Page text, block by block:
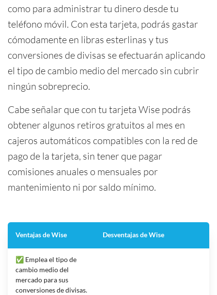
como para administrar tu dinero desde tu
teléfono móvil. Con esta tarjeta, podrás gastar
cómodamente en libras esterlinas y tus
conversiones de divisas se efectuarán aplicando
el tipo de cambio medio del mercado sin cubrir
ningún sobreprecio.
Cabe señalar que con tu tarjeta Wise podrás
obtener algunos retiros gratuitos al mes en
cajeros automáticos compatibles con la red de
pago de la tarjeta, sin tener que pagar
comisiones anuales o mensuales por
mantenimiento ni por saldo mínimo.
Ventajas de Wise Desventajas de Wise
✅ Emplea el tipo de
cambio medio del
mercado para sus
conversiones de divisas.